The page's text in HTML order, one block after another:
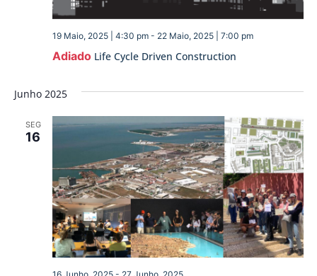
Adiado Life Cycle Driven Construction
19 Maio, 2025 | 4:30 pm- 22 Maio, 2025 | 7:00 pm
Junho 2025
SEG
16